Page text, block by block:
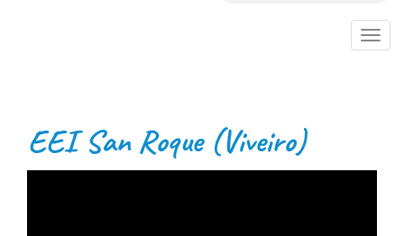
EEI San Roque (Viveiro)